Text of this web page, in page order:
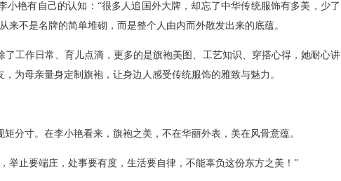
艳有自己的认知：“很多人追国外大牌，却忘了中华传统服饰有多美，少了
来不是名牌的简单堆砌，而是整个人由内而外散发出来的底蕴。
工作日常、育儿点滴，更多的是旗袍美图、工艺知识、穿搭心得，她耐心讲
为母亲量身定制旗袍，让身边人感受传统服饰的雅致与魅力。
分寸。在李小艳看来，旗袍之美，不在华丽外表，美在风骨意蕴。
举止要端庄，处事要有度，生活要自律，不能辜负这份东方之美！”